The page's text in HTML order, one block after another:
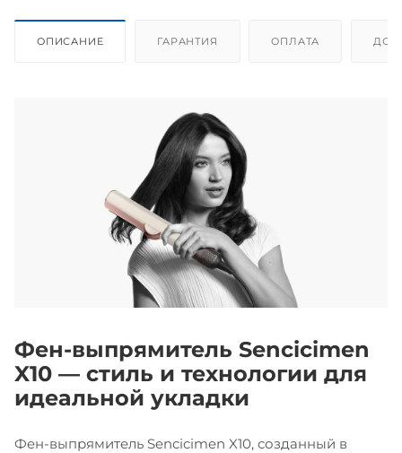
ОПИСАНИЕ ГАРАНТИЯ ОПЛАТА
Фен-выпрямитель Sencicimen
X10 — стиль и технологии для
идеальной укладки
Фен-выпрямитель Sencicimen X10, созданный в